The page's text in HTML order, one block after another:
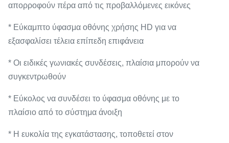
απορροφούν πέρα από τις προβαλλόμενες εικόνες
* Εύκαμπτο ύφασμα οθόνης χρήσης HD για να
εξασφαλίσει τέλεια επίπεδη επιφάνεια
* Οι ειδικές γωνιακές συνδέσεις, πλαίσια μπορούν να
συγκεντρωθούν
* Εύκολος να συνδέσει το ύφασμα οθόνης με το
πλαίσιο από το σύστημα άνοιξη
* Η ευκολία της εγκατάστασης, τοποθετεί στον